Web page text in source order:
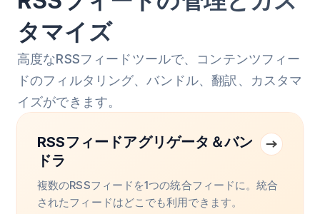
タマイズ
高度なRSSフィードツールで、コンテンツフィー
ドのフィルタリング、バンドル、翻訳、カスタマ
イズができます。
RSSフィードアグリゲータ＆バン
ドラ
複数のRSSフィードを1つの統合フィードに。統合
されたフィードはどこでも利用できます。